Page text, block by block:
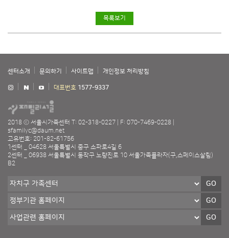
목록보기
센터소개 문의하기 사이트맵 개인정보 처리방침
대표번호 1577-9337
2018 ⓒ 서울시가족센터 T: 02-318-0227
F: 070-7469-0228
sfamilyc@daum.net
고유번호: 201-82-61756
1센터 _ 04628 서울특별시 중구 소파로4길 6
2센터 _ 06938 서울특별시 동작구 노량진로 10 서울가족플라자(구,스페이스살림)
B2
GO
GO
GO